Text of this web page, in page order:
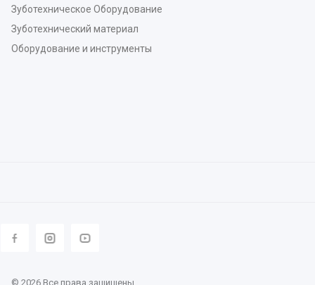
Зуботехническое Оборудование
Зуботехнический материал
Оборудование и инструменты
© 2026 Все права защищены.